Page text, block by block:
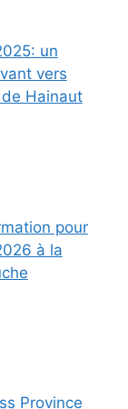
un
vers
Hainaut
pour
à la
Province